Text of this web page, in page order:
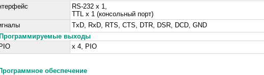
RS-232 x 1,
TTL x 1 (консольный порт)
TxD, RxD, RTS, CTS, DTR, DSR, DCD, GND
Программируемые выходы
x 4, PIO
обеспечение